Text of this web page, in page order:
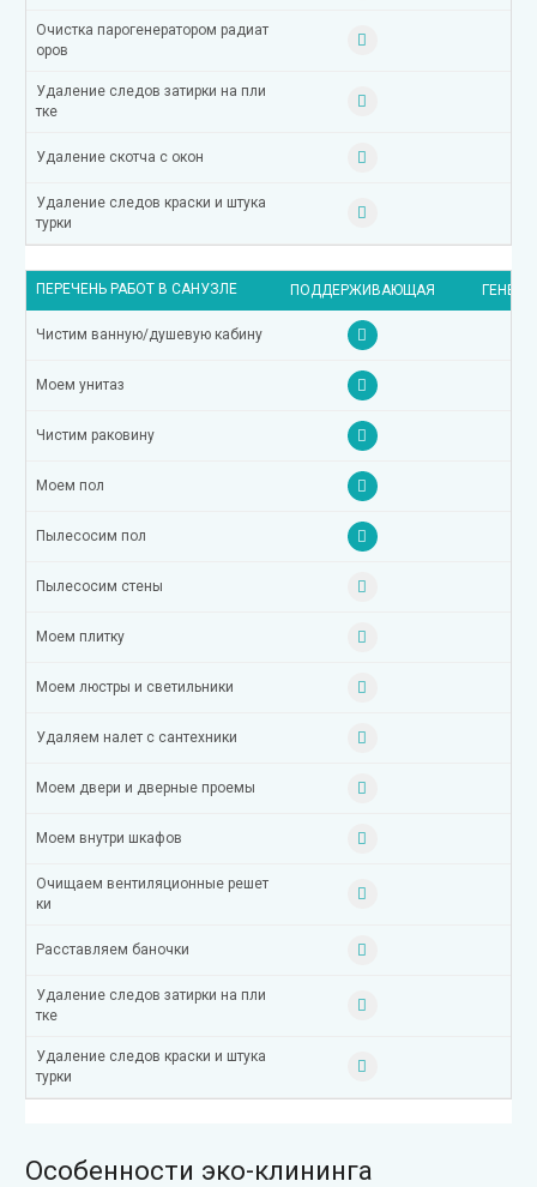
Очистка парогенератором радиат
оров
Удаление следов затирки на пли
тке
Удаление скотча с окон
Удаление следов краски и штука
турки
ПЕРЕЧЕНЬ РАБОТ В САНУЗЛЕ ПОДДЕРЖИВАЮЩАЯ
Чистим ванную/душевую кабину
Моем унитаз
Чистим раковину
Моем пол
Пылесосим пол
Пылесосим стены
Моем плитку
Моем люстры и светильники
Удаляем налет с сантехники
Моем двери и дверные проемы
Моем внутри шкафов
Очищаем вентиляционные решет
ки
Расставляем баночки
Удаление следов затирки на пли
тке
Удаление следов краски и штука
турки
Особенности эко-клининга